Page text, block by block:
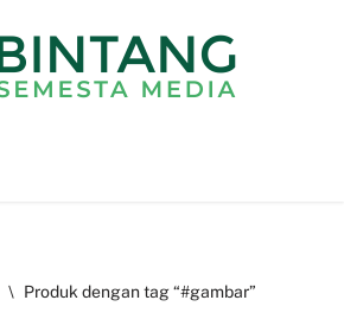
\ Produk dengan tag “#gambar”